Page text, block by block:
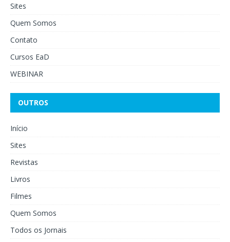
Sites
Quem Somos
Contato
Cursos EaD
WEBINAR
OUTROS
Início
Sites
Revistas
Livros
Filmes
Quem Somos
Todos os Jornais